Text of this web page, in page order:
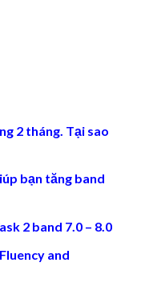
2 tháng. Tại sao
bạn tăng band
2 band 7.0 – 8.0
and